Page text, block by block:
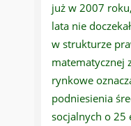
już w 2007
lata nie
w strukturze
matematycznej
rynkowe
podniesienia
socjalnych o 25